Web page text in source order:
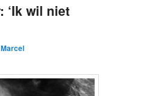
‘Ik wil niet
Marcel